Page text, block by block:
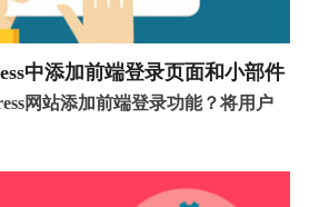
中添加前端登录页面和小部件
网站添加前端登录功能？将用户